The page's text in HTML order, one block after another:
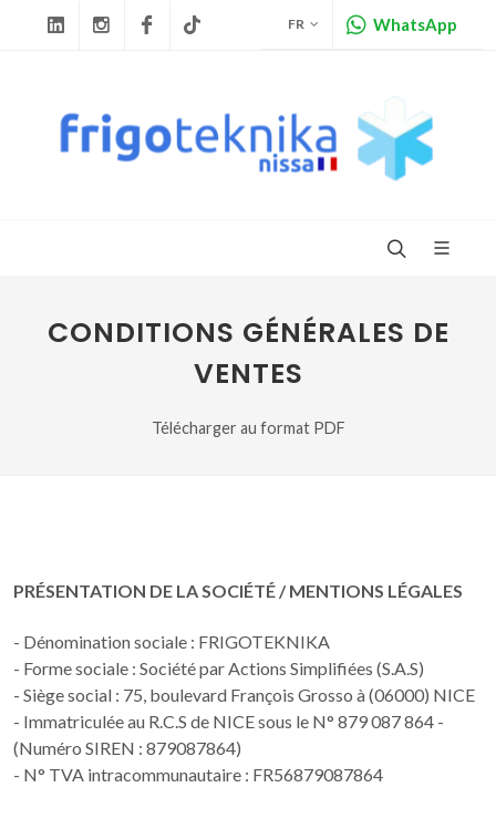
LinkedinInstagramFacebook FR WhatsApp
CONDITIONS GÉNÉRALES DE
VENTES
Télécharger au format PDF
PRÉSENTATION DE LA SOCIÉTÉ / MENTIONS LÉGALES
- Dénomination sociale : FRIGOTEKNIKA
- Forme sociale : Société par Actions Simplifiées (S.A.S)
- Siège social : 75, boulevard François Grosso à (06000) NICE
- Immatriculée au R.C.S de NICE sous le N° 879 087 864 -
(Numéro SIREN : 879087864)
- N° TVA intracommunautaire : FR56879087864